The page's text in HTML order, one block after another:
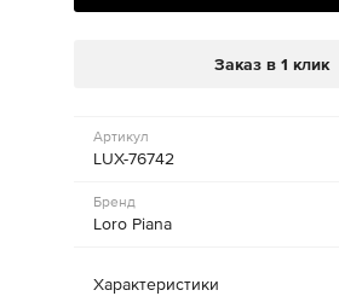
Заказ в 1 клик
Артикул
LUX-76742
Бренд
Loro Piana
Характеристики